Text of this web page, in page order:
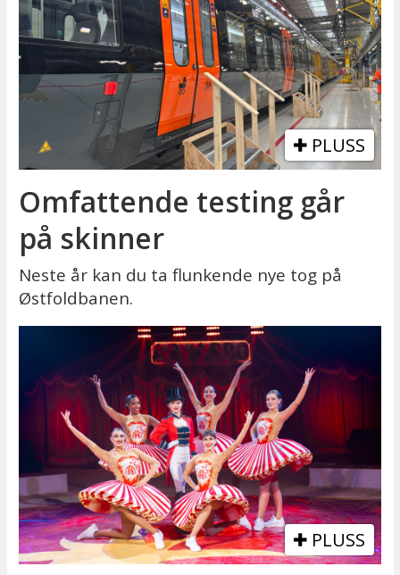
PLUSS
Omfattende testing går
på skinner
Neste år kan du ta flunkende nye tog på
Østfoldbanen.
PLUSS